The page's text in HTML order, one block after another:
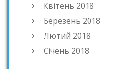
Квітень 2018
Березень 2018
Лютий 2018
Січень 2018